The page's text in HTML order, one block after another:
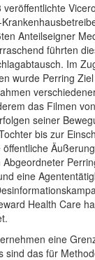
Anteilseigner
führten
Im
wurde Perring
das Filmen
seiner
bis zur
eine
Health Care
eine
sind das für